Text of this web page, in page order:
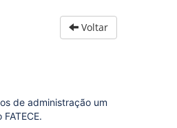
Voltar
de administração um